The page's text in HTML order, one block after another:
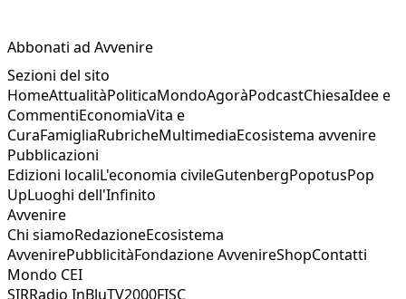
Abbonati ad Avvenire
Sezioni del sito
HomeAttualitàPoliticaMondoAgoràPodcastChiesaIdee e
CommentiEconomiaVita e
CuraFamigliaRubricheMultimediaEcosistema avvenire
Pubblicazioni
Edizioni localiL'economia civileGutenbergPopotusPop
UpLuoghi dell'Infinito
Avvenire
Chi siamoRedazioneEcosistema
AvvenirePubblicitàFondazione AvvenireShopContatti
Mondo CEI
SIRRadio InBluTV2000FISC